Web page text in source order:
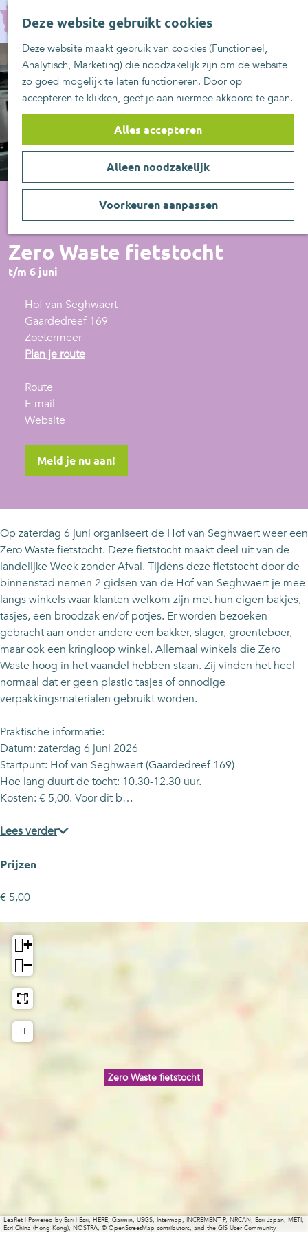
Deze website gebruikt cookies
Deze website maakt gebruik van cookies (Functioneel,
Analytisch, Marketing) die noodzakelijk zijn om de website
zo goed mogelijk te laten functioneren. Door op
accepteren te klikken, geef je aan hiermee akkoord te gaan.
Alles accepteren
Alleen noodzakelijk
Voorkeuren aanpassen
G
a
n
a
r
d
e
h
o
m
MENU
UITje aanmelden
n
Zero Waste fietstocht
Overige
t/m 6 juni
Hof van Seghwaert
Gaardedreef 169
Zoetermeer
Plan je routen
o
t
e
f
i
e
t
s
t
o
c
h
Route
a
a
Z
e
a
s
t
e
f
e
t
s
t
o
h
t
E-mail
a
r
Z
W
a
s
e
f
i
e
t
s
t
c
h
t
Website
n
Z
W
a
s
t
e
f
i
e
t
s
t
c
h
t
Meld je nu aan!
Op zaterdag 6 juni organiseert de Hof van Seghwaert weer een
Zero Waste fietstocht. Deze fietstocht maakt deel uit van de
landelijke Week zonder Afval. Tijdens deze fietstocht door de
binnenstad nemen 2 gidsen van de Hof van Seghwaert je mee
langs winkels waar klanten welkom zijn met hun eigen bakjes,
tasjes, een broodzak en/of potjes. Er worden bezoeken
gebracht aan onder andere een bakker, slager, groenteboer,
maar ook een kringloop winkel. Allemaal winkels die Zero
Waste hoog in het vaandel hebben staan. Zij vinden het heel
normaal dat er geen plastic tasjes of onnodige
verpakkingsmaterialen gebruikt worden.
Praktische informatie:
Datum: zaterdag 6 juni 2026
Startpunt: Hof van Seghwaert (Gaardedreef 169)
Hoe lang duurt de tocht: 10.30-12.30 uur.
Kosten: € 5,00. Voor dit b…
Lees verder
Prijzen
€ 5,00
Zero Waste fietstocht
+
−
Leaflet | Powered by Esri | Esri, HERE, Garmin, USGS, Intermap, INCREMENT P, NRCAN, Esri Japan, METI,
Esri China (Hong Kong), NOSTRA, © OpenStreetMap contributors, and the GIS User Community